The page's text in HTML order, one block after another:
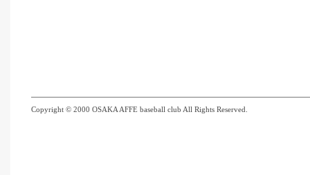
Copyright © 2000 OSAKA AFFE baseball club All Rights Reserved.